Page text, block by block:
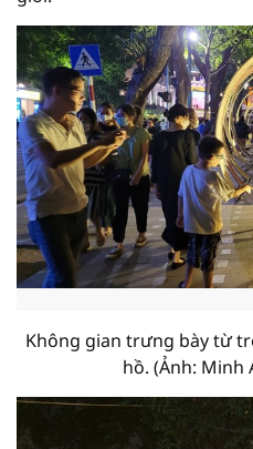
Không gian trưng bày từ
hồ. (Ảnh: Minh